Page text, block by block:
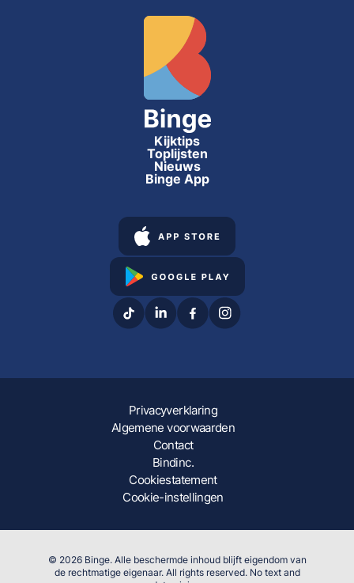
Kijktips
Toplijsten
Nieuws
Binge App
Privacyverklaring
Algemene voorwaarden
Contact
Bindinc.
Cookiestatement
Cookie-instellingen
© 2026 Binge. Alle beschermde inhoud blijft eigendom van
de rechtmatige eigenaar. All rights reserved. No text and